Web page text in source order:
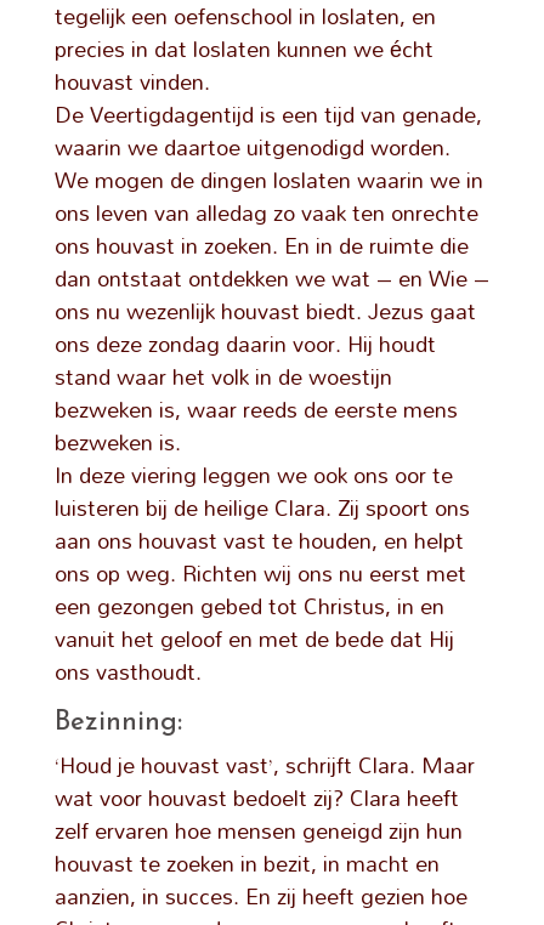
tegelijk een oefenschool in loslaten, en
precies in dat loslaten kunnen we écht
houvast vinden.
De Veertigdagentijd is een tijd van genade,
waarin we daartoe uitgenodigd worden.
We mogen de dingen loslaten waarin we in
ons leven van alledag zo vaak ten onrechte
ons houvast in zoeken. En in de ruimte die
dan ontstaat ontdekken we wat – en Wie –
ons nu wezenlijk houvast biedt. Jezus gaat
ons deze zondag daarin voor. Hij houdt
stand waar het volk in de woestijn
bezweken is, waar reeds de eerste mens
bezweken is.
In deze viering leggen we ook ons oor te
luisteren bij de heilige Clara. Zij spoort ons
aan ons houvast vast te houden, en helpt
ons op weg. Richten wij ons nu eerst met
een gezongen gebed tot Christus, in en
vanuit het geloof en met de bede dat Hij
ons vasthoudt.
Bezinning:
‘Houd je houvast vast’, schrijft Clara. Maar
wat voor houvast bedoelt zij? Clara heeft
zelf ervaren hoe mensen geneigd zijn hun
houvast te zoeken in bezit, in macht en
aanzien, in succes. En zij heeft gezien hoe